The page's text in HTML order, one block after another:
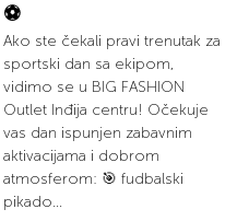
⚽
Ako ste čekali pravi trenutak za
sportski dan sa ekipom,
vidimo se u BIG FASHION
Outlet Inđija centru! Očekuje
vas dan ispunjen zabavnim
aktivacijama i dobrom
atmosferom: 🎯 fudbalski
pikado...